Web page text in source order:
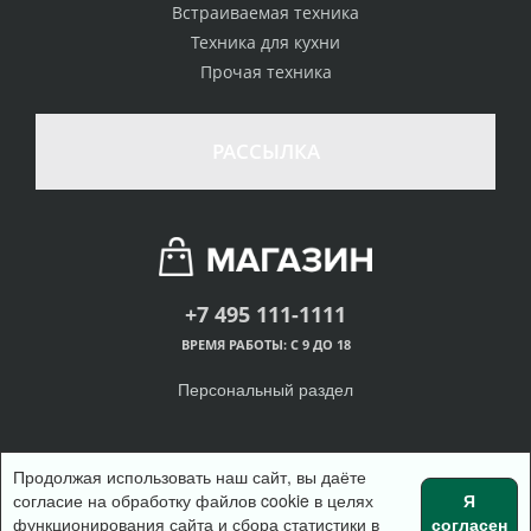
Встраиваемая техника
Техника для кухни
Прочая техника
+7 495 111-1111
ВРЕМЯ РАБОТЫ: С 9 ДО 18
Персональный раздел
© Интернет-магазин одежды, 2018
Продолжая использовать наш сайт, вы даёте
согласие на обработку файлов cookie в целях
функционирования сайта и сбора статистики в
Я
согласен